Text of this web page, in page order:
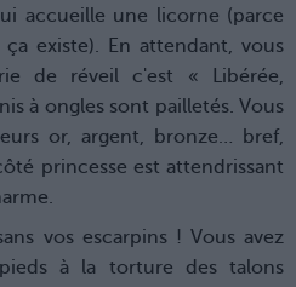
accueille une licorne (parce
existe). En attendant, vous
de réveil c'est « Libérée,
à ongles sont pailletés. Vous
or, argent, bronze… bref,
princesse est attendrissant
vos escarpins ! Vous avez
à la torture des talons